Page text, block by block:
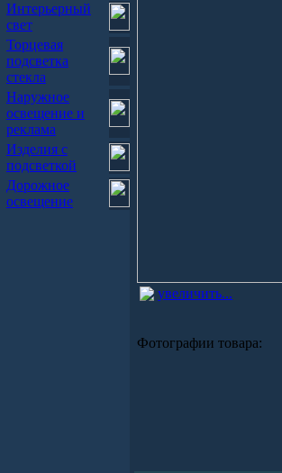
Интерьерный
свет
Торцевая
подсветка
стекла
Наружное
освещение и
реклама
Изделия с
подсветкой
Дорожное
освещение
увеличить...
Фотографии товара: